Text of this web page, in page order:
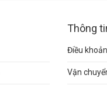
Thông
Điều
Vận